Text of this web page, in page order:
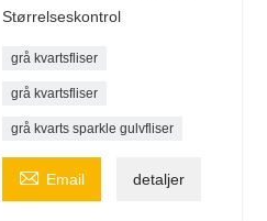
Størrelseskontrol
grå kvartsfliser
grå kvartsfliser
grå kvarts sparkle gulvfliser
 Email detaljer